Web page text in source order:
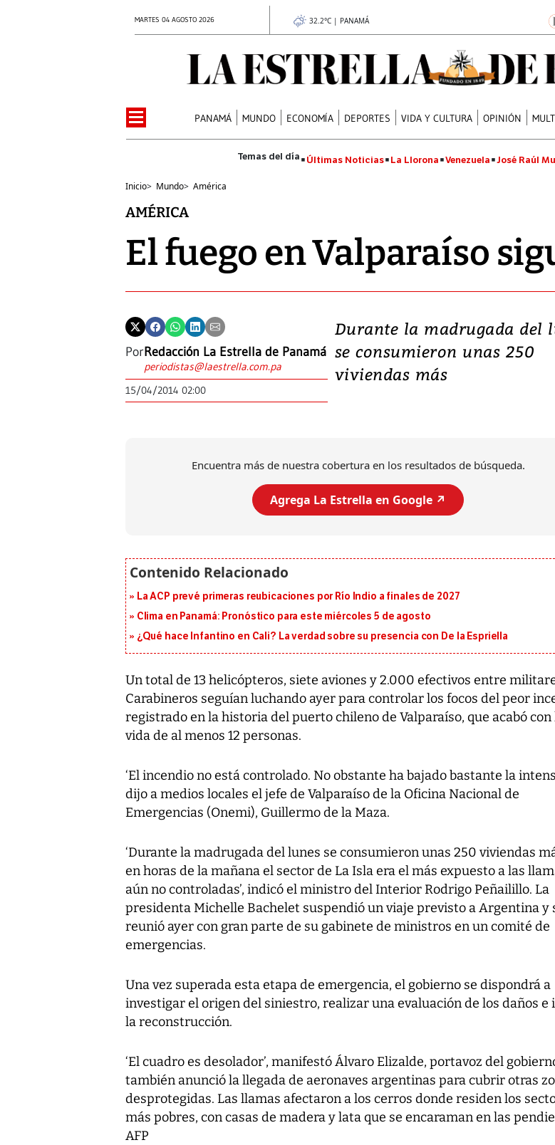
MARTES 04 AGOSTO 2026 32.2°C | PANAMÁ
PANAMÁ MUNDO ECONOMÍA DEPORTES VIDA Y CULTURA OPINIÓN
Últimas Noticias La Llorona Venezuela José Raúl
Inicio> Mundo> América
AMÉRICA
El fuego en Valparaíso
PorRedacción La Estrella de Panamá
periodistas@laestrella.com.pa
15/04/2014 02:00
Durante la madrugada del
se consumieron unas 250
viviendas más
Encuentra más de nuestra cobertura en los resultados de búsqueda.
Agrega La Estrella en Google ↗️
La ACP prevé primeras reubicaciones por Río Indio a finales de 2027
Clima en Panamá: Pronóstico para este miércoles 5 de agosto
¿Qué hace Infantino en Cali? La verdad sobre su presencia con De la Espriella
Un total de 13 helicópteros, siete aviones y 2.000 efectivos entre
Carabineros seguían luchando ayer para controlar los focos del peor
registrado en la historia del puerto chileno de Valparaíso, que acabó con
vida de al menos 12 personas.
‘El incendio no está controlado. No obstante ha bajado bastante la
dijo a medios locales el jefe de Valparaíso de la Oficina Nacional de
Emergencias (Onemi), Guillermo de la Maza.
‘Durante la madrugada del lunes se consumieron unas 250 viviendas
en horas de la mañana el sector de La Isla era el más expuesto a las
aún no controladas’, indicó el ministro del Interior Rodrigo Peñailillo. La
presidenta Michelle Bachelet suspendió un viaje previsto a Argentina y
reunió ayer con gran parte de su gabinete de ministros en un comité de
emergencias.
Una vez superada esta etapa de emergencia, el gobierno se dispondrá a
investigar el origen del siniestro, realizar una evaluación de los daños e
la reconstrucción.
‘El cuadro es desolador’, manifestó Álvaro Elizalde, portavoz del
también anunció la llegada de aeronaves argentinas para cubrir otras
desprotegidas. Las llamas afectaron a los cerros donde residen los
más pobres, con casas de madera y lata que se encaraman en las
AFP
Video, Japón:
deja heridos y graves
daños en Kumamoto
7,1 se registró este martes
emergencia de gran